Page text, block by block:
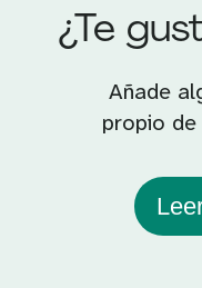
¿Te
Añade
propio de